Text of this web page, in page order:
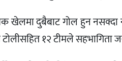
खेलमा दुबैबाट गोल हुन
टोलीसहित १२ टीमले सहभागिता